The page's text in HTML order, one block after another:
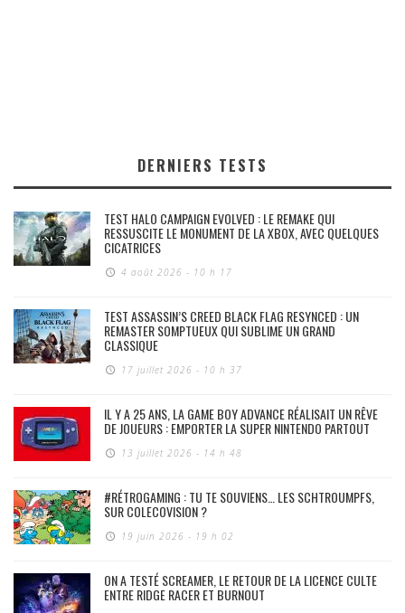
DERNIERS TESTS
TEST HALO CAMPAIGN EVOLVED : LE REMAKE QUI
RESSUSCITE LE MONUMENT DE LA XBOX, AVEC QUELQUES
CICATRICES
4 août 2026 - 10 h 17
TEST ASSASSIN’S CREED BLACK FLAG RESYNCED : UN
REMASTER SOMPTUEUX QUI SUBLIME UN GRAND
CLASSIQUE
17 juillet 2026 - 10 h 37
IL Y A 25 ANS, LA GAME BOY ADVANCE RÉALISAIT UN RÊVE
DE JOUEURS : EMPORTER LA SUPER NINTENDO PARTOUT
13 juillet 2026 - 14 h 48
#RÉTROGAMING : TU TE SOUVIENS… LES SCHTROUMPFS,
SUR COLECOVISION ?
19 juin 2026 - 19 h 02
ON A TESTÉ SCREAMER, LE RETOUR DE LA LICENCE CULTE
ENTRE RIDGE RACER ET BURNOUT